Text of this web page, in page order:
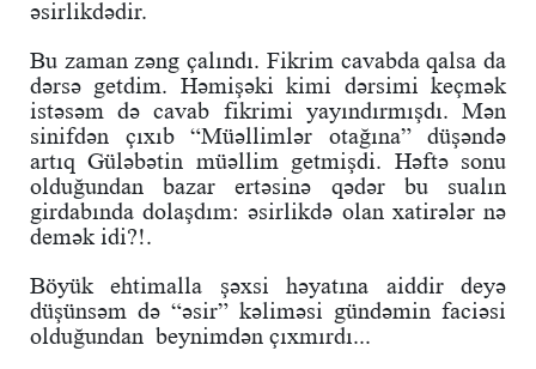
əsirlikdədir.
Bu zaman zəng çalındı. Fikrim cavabda qalsa da
dərsə getdim. Həmişəki kimi dərsimi keçmək
istəsəm də cavab fikrimi yayındırmışdı. Mən
sinifdən çıxıb “Müəllimlər otağına” düşəndə
artıq Güləbətin müəllim getmişdi. Həftə sonu
olduğundan bazar ertəsinə qədər bu sualın
girdabında dolaşdım: əsirlikdə olan xatirələr nə
demək idi?!.
Böyük ehtimalla şəxsi həyatına aiddir deyə
düşünsəm də “əsir” kəliməsi gündəmin faciəsi
olduğundan beynimdən çıxmırdı...